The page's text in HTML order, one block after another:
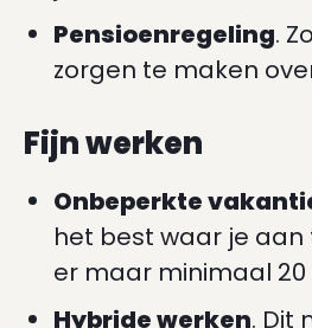
Pensioenregeling.
zorgen te maken
Fijn werken
Onbeperkte
het best waar je aan
er maar minimaal
Hybride werken. Dit